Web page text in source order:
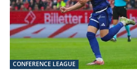
CONFERENCE LEAGUE